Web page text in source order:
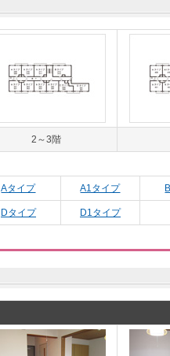
2～3階
Aタイプ A1タイプ
Dタイプ D1タイプ